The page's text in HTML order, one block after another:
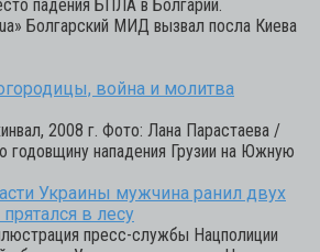
падения БПЛА в Болгарии.
Болгарский МИД вызвал посла Киева
война и молитва
2008 г. Фото: Лана Парастаева /
годовщину нападения Грузии на Южную
Украины мужчина ранил двух
в лесу
пресс-службы Нацполиции